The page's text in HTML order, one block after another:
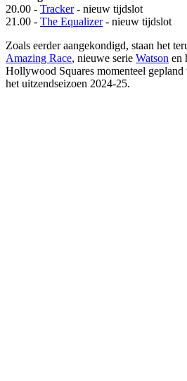
20.00 - Tracker- nieuw tijdslot
21.00 - The Equalizer- nieuw tijdslot
Zoals eerder aangekondigd, staan het
Amazing Race, nieuwe serie Watson en
Hollywood Squares momenteel
het uitzendseizoen 2024-25.